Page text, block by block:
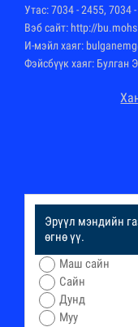
Утас: 7034 - 2455, 7034
Вэб сайт: http://
И-мэйл хаяг:
Фэйсбүүк хаяг:
Эрүүл мэндийн
өгнө үү.
Маш сайн
Сайн
Дунд
Муу